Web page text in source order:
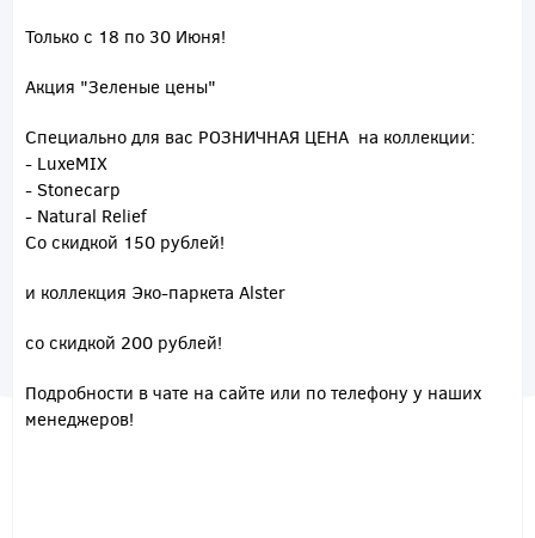
Только с 18 по 30 Июня!
Акция "Зеленые цены"
Специально для вас РОЗНИЧНАЯ ЦЕНА на коллекции:
- LuxeMIX
- Stonecarp
- Natural Relief
Со скидкой 150 рублей!
и коллекция Эко-паркета Alster
со скидкой 200 рублей!
Подробности в чате на сайте или по телефону у наших
менеджеров!